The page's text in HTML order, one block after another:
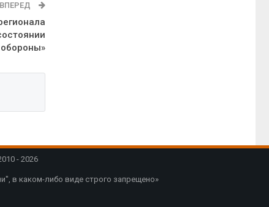
ВПЕРЕД
- 2026
в каком-либо виде строго запрещено»